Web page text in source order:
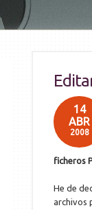
14
ABR
2008
ficheros
He de
archivos